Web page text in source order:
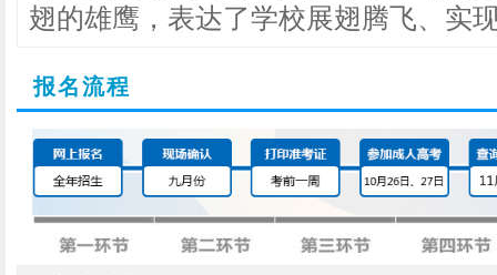
翅的雄鹰，表达了学校展翅腾飞、实
报名流程